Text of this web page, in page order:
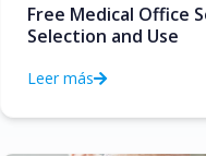
Free Medical Office
Selection and Use
Leer más